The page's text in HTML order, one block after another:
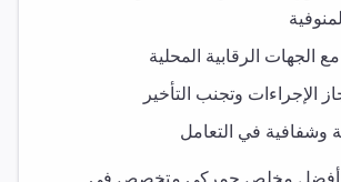
المنوفية
الجهات الرقابية المحلية
الإجراءات وتجنب التأخير
وشفافية في التعامل
أفضل مخلص جمركي متخصص في